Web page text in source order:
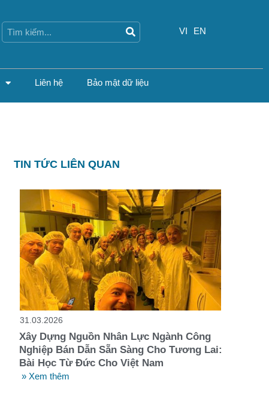
VI
EN
Liên hệ Bảo mật dữ liệu
TIN TỨC LIÊN QUAN
31.03.2026
Xây Dựng Nguồn Nhân Lực Ngành Công
Nghiệp Bán Dẫn Sẵn Sàng Cho Tương Lai:
Bài Học Từ Đức Cho Việt Nam
» Xem thêm